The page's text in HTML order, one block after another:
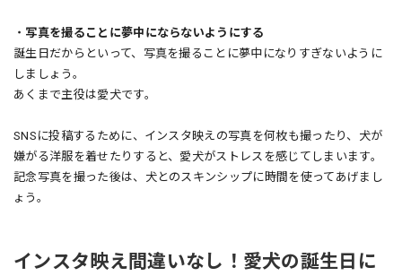
・ 写真を撮ることに夢中にならないようにする
誕生日だからといって、写真を撮ることに夢中になりすぎないように
しましょう。
あくまで主役は愛犬です。
SNSに投稿するために、インスタ映えの写真を何枚も撮ったり、犬が
嫌がる洋服を着せたりすると、愛犬がストレスを感じてしまいます。
記念写真を撮った後は、犬とのスキンシップに時間を使ってあげまし
ょう。
インスタ映え間違いなし！愛犬の誕生日に